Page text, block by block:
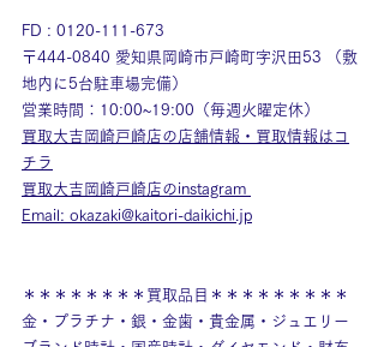
FD : 0120-111-673
〒444-0840 愛知県岡崎市戸崎町字沢田53 （敷
地内に5台駐車場完備）
営業時間：10:00~19:00（毎週火曜定休）
買取大吉岡崎戸崎店の店舗情報・買取情報はコ
チラ
買取大吉岡崎戸崎店のinstagram
Email: okazaki@kaitori-daikichi.jp
＊＊＊＊＊＊＊＊買取品目＊＊＊＊＊＊＊＊＊
金・プラチナ・銀・金歯・貴金属・ジュエリー